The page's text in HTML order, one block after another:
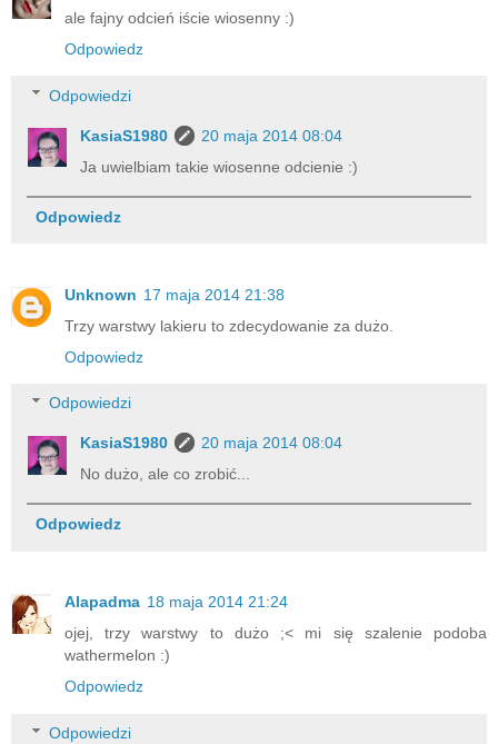
ale fajny odcień iście wiosenny :)
Odpowiedz
Odpowiedzi
KasiaS1980
20 maja 2014 08:04
Ja uwielbiam takie wiosenne odcienie :)
Odpowiedz
Unknown 17 maja 2014 21:38
Trzy warstwy lakieru to zdecydowanie za dużo.
Odpowiedz
Odpowiedzi
KasiaS1980
20 maja 2014 08:04
No dużo, ale co zrobić...
Odpowiedz
Alapadma 18 maja 2014 21:24
ojej, trzy warstwy to dużo ;< mi się szalenie podoba
wathermelon :)
Odpowiedz
Odpowiedzi